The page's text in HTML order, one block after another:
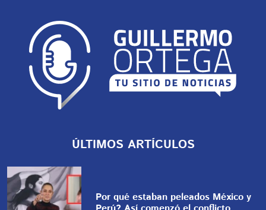
ÚLTIMOS ARTÍCULOS
Por qué estaban peleados México y